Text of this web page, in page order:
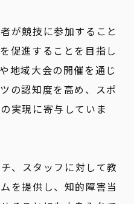
が競技に参加すること
促進することを目指し
地域大会の開催を通じ
の認知度を高め、スポ
実現に寄与していま
、スタッフに対して教
を提供し、知的障害当